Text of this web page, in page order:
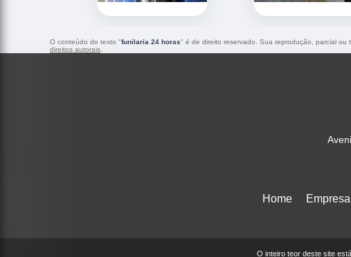
O conteúdo do texto "funilaria 24 horas" é de direito reservado. Sua reprodução, parcial
direitos autorais.
Home Empresa
O inteiro teor deste site